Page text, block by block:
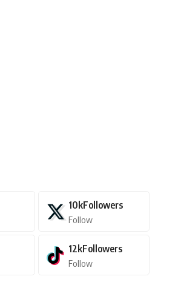
10kFollowers
Follow
12kFollowers
Follow